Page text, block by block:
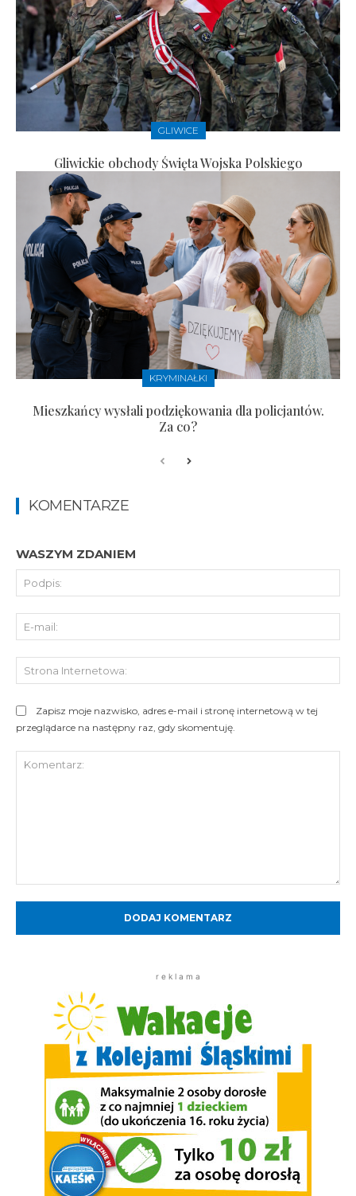
GLIWICE
Gliwickie obchody Święta Wojska Polskiego
KRYMINAŁKI
Mieszkańcy wysłali podziękowania dla policjantów.
Za co?
KOMENTARZE
WASZYM ZDANIEM
Zapisz moje nazwisko, adres e-mail i stronę internetową w tej
przeglądarce na następny raz, gdy skomentuję.
r e k l a m a